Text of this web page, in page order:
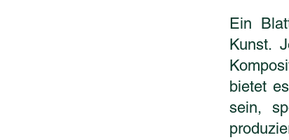
Ein
Kunst.
bietet
sein,